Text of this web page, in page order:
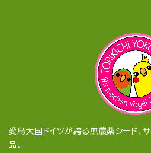
愛鳥大国ドイツが誇る無農薬シード、
品、